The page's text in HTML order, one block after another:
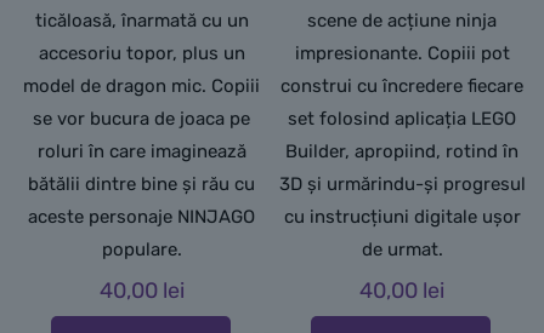
ticăloasă, înarmată cu un
accesoriu topor, plus un
model de dragon mic. Copiii
se vor bucura de joaca pe
roluri în care imaginează
bătălii dintre bine și rău cu
aceste personaje NINJAGO
populare.
40,00 lei
scene de acțiune ninja
impresionante. Copiii pot
construi cu încredere fiecare
set folosind aplicația LEGO
Builder, apropiind, rotind în
3D și urmărindu-și progresul
cu instrucțiuni digitale ușor
de urmat.
40,00 lei